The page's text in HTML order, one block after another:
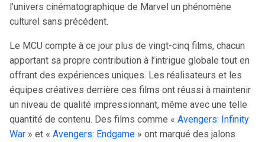
l’univers cinématographique de Marvel un phénomène
culturel sans précédent.
Le MCU compte à ce jour plus de vingt-cinq films, chacun
apportant sa propre contribution à l’intrigue globale tout en
offrant des expériences uniques. Les réalisateurs et les
équipes créatives derrière ces films ont réussi à maintenir
un niveau de qualité impressionnant, même avec une telle
quantité de contenu. Des films comme « Avengers: Infinity
War » et « Avengers: Endgame » ont marqué des jalons